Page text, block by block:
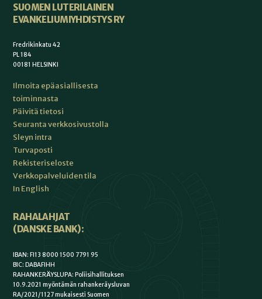
SUOMEN LUTERILAINEN
EVANKELIUMIYHDISTYS RY
Fredrikinkatu 42
PL 184
00181 HELSINKI
Ilmoita epäasiallisesta
toiminnasta
Päivitä tietosi
Seuranta verkkosivustolla
Sleyn intra
Turvaposti
Rekisteriseloste
Verkkopalveluiden tila
In English
RAHALAHJAT
(DANSKE BANK):
IBAN: FI13 8000 1500 7791 95
BIC: DABAFIHH
RAHANKERÄYSLUPA: Poliisihallituksen
10.9.2021 myöntämän rahankeräysluvan
RA/2021/1127 mukaisesti Suomen